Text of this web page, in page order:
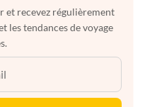
et recevez régulièrement
les tendances de voyage